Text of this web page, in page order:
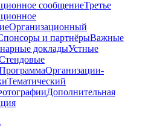
сообщениеТретье
Организационный
и партнёрыВажные
докладыУстные
Организации-
Тематический
Дополнительная